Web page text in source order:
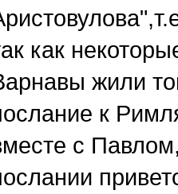
как
жили
к
с